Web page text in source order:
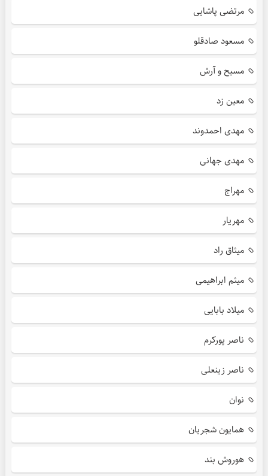
مرتضی پاشایی
مسعود صادقلو
مسیح و آرش
معین زد
مهدی احمدوند
مهدی جهانی
مهراج
مهریار
میثاق راد
میثم ابراهیمی
میلاد بابایی
ناصر پورکرم
ناصر زینعلی
نوان
همایون شجریان
هوروش بند